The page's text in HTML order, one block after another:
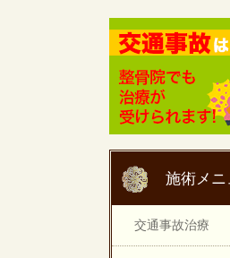
施術メニ
交通事故治療